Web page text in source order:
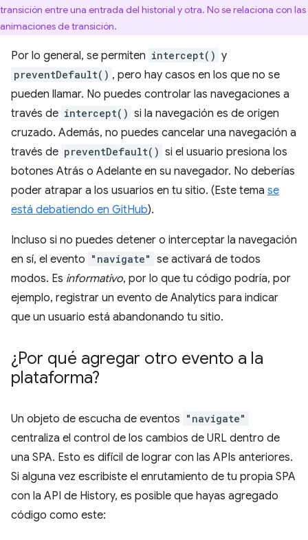
transición entre una entrada del historial y otra. No se relaciona con las
animaciones de transición.
Por lo general, se permiten intercept() y
preventDefault() , pero hay casos en los que no se
pueden llamar. No puedes controlar las navegaciones a
través de intercept() si la navegación es de origen
cruzado. Además, no puedes cancelar una navegación a
través de preventDefault() si el usuario presiona los
botones Atrás o Adelante en su navegador. No deberías
poder atrapar a los usuarios en tu sitio. (Este tema se
está debatiendo en GitHub).
Incluso si no puedes detener o interceptar la navegación
en sí, el evento "navigate" se activará de todos
modos. Es informativo, por lo que tu código podría, por
ejemplo, registrar un evento de Analytics para indicar
que un usuario está abandonando tu sitio.
¿Por qué agregar otro evento a la
plataforma?
Un objeto de escucha de eventos "navigate"
centraliza el control de los cambios de URL dentro de
una SPA. Esto es difícil de lograr con las APIs anteriores.
Si alguna vez escribiste el enrutamiento de tu propia SPA
con la API de History, es posible que hayas agregado
código como este: